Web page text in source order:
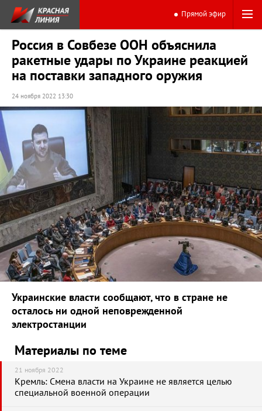
Прямой эфир
Россия в Совбезе ООН объяснила
ракетные удары по Украине реакцией
на поставки западного оружия
24 ноября 2022 13:30
Украинские власти сообщают, что в стране не
осталось ни одной неповрежденной
электростанции
Материалы по теме
21 ноября 2022
Кремль: Смена власти на Украине не является целью
специальной военной операции